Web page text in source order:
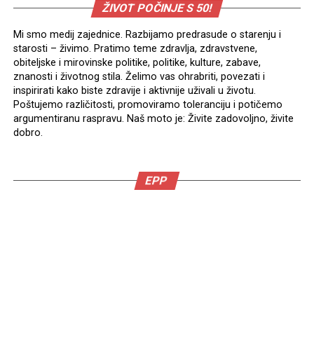
ŽIVOT POČINJE S 50!
Mi smo medij zajednice. Razbijamo predrasude o starenju i
starosti – živimo. Pratimo teme zdravlja, zdravstvene,
obiteljske i mirovinske politike, politike, kulture, zabave,
znanosti i životnog stila. Želimo vas ohrabriti, povezati i
inspirirati kako biste zdravije i aktivnije uživali u životu.
Poštujemo različitosti, promoviramo toleranciju i potičemo
argumentiranu raspravu. Naš moto je: Živite zadovoljno, živite
dobro.
EPP